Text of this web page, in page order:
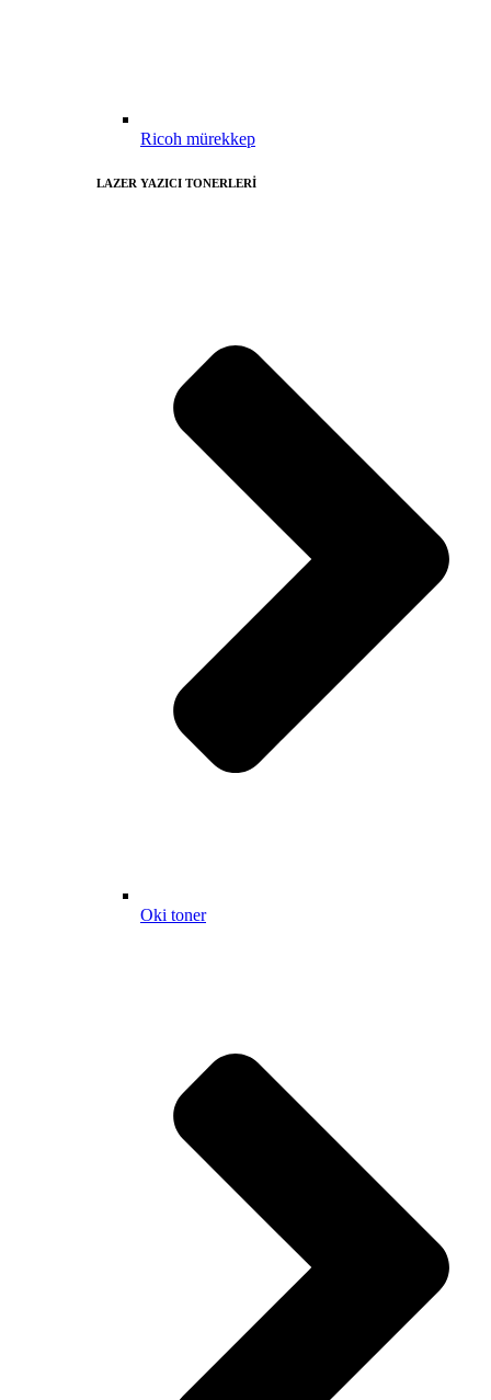
Ricoh mürekkep
LAZER YAZICI TONERLERİ
Oki toner